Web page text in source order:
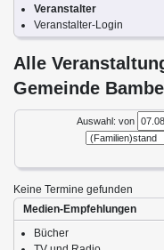
Veranstalter
Veranstalter-Login
Alle
Gemeinde
Auswahl: von
Keine Termine gefunden
Medien-Empfehlungen
Bücher